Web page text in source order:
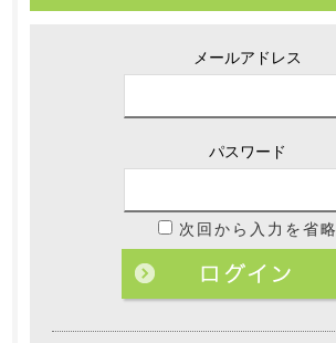
メールアドレス
パスワード
次回から入力を省略